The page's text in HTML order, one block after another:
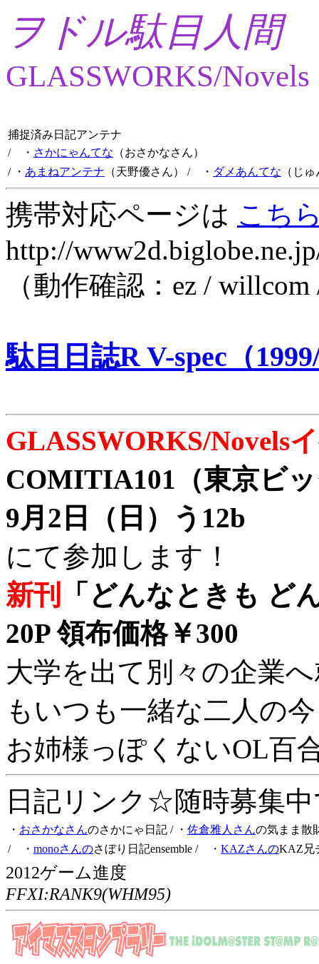
ヲドル駄目人間
GLASSWORKS/Novels
捕捉済み日記アンテナ
/ ・ さかにゃんてな （おさかなさん）
/ ・ あまねアンテナ （天野優さん） / ・ ダメあんてな （じ
携帯対応ページは こち
http://
（動作確認：ez /
駄目日誌R V-spec（
GLASSWORKS/Novels
COMITIA101（東京ビ
9月2日（日）う12b
にて参加します！
新刊
「どんなときも ど
20P 領布価格￥300
大学を出て別々の企業
もいつも一緒な二人の
お姉様っぽくないOL百
日記リンク☆随時募集
・ おさかなさんのさかにゃ日記 / ・ 佐倉雅人さんの気まま散
/ ・ monoさんのさぼり日記ensemble / ・ KAZさんのKAZ兄
2012ゲーム進度
FFXI:RANK9(WHM95)